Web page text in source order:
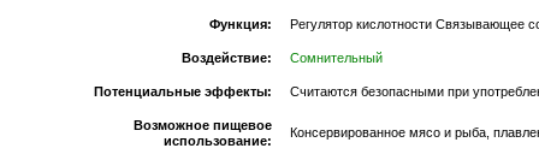
Функция: Регулятор кислотности Связывающее
Воздействие: Сомнительный
Потенциальные эффекты: Считаются безопасными при
Возможное пищевое
использование:
Консервированное мясо и рыба,